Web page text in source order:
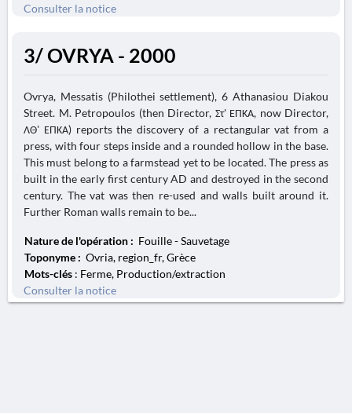
Consulter la notice
3/ OVRYA - 2000
Ovrya, Messatis (Philothei settlement), 6 Athanasiou Diakou
Street. M. Petropoulos (then Director, Στ' ΕΠΚΑ, now Director,
ΛΘ' ΕΠΚΑ) reports the discovery of a rectangular vat from a
press, with four steps inside and a rounded hollow in the base.
This must belong to a farmstead yet to be located. The press as
built in the early first century AD and destroyed in the second
century. The vat was then re-used and walls built around it.
Further Roman walls remain to be...
Nature de l'opération : Fouille - Sauvetage
Toponyme : Ovria, region_fr, Grèce
Mots-clés : Ferme, Production/extraction
Consulter la notice